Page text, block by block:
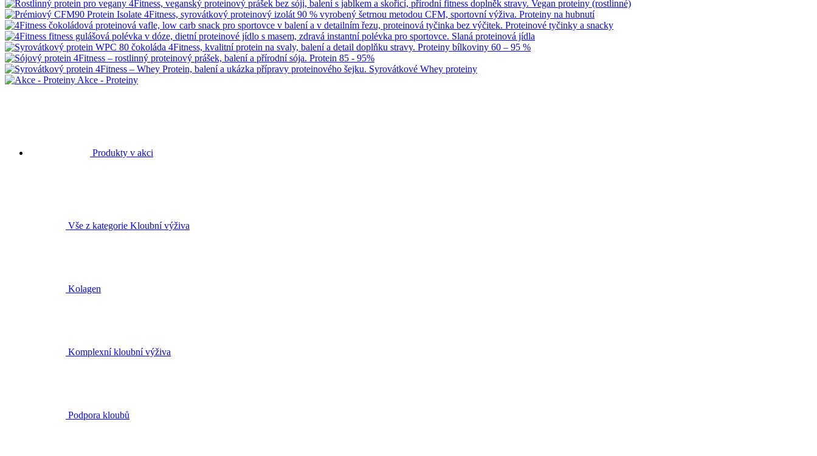
Vegan proteiny (rostlinné)
Proteiny na hubnutí
Proteinové tyčinky a snacky
Slaná proteinová jídla
Proteiny bílkoviny 60 – 95 %
Protein 85 - 95%
Syrovátkové Whey proteiny
Akce - Proteiny
Produkty v akci
Vše z kategorie Kloubní výživa
Kolagen
Komplexní kloubní výživa
Podpora kloubů